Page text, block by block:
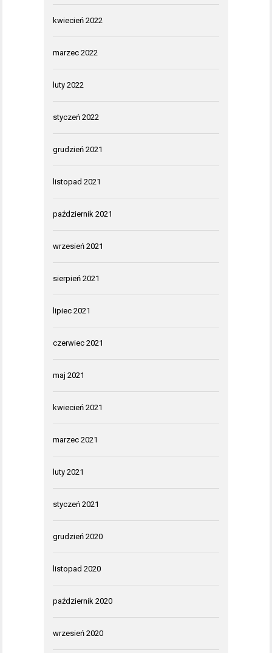
kwiecień 2022
marzec 2022
luty 2022
styczeń 2022
grudzień 2021
listopad 2021
październik 2021
wrzesień 2021
sierpień 2021
lipiec 2021
czerwiec 2021
maj 2021
kwiecień 2021
marzec 2021
luty 2021
styczeń 2021
grudzień 2020
listopad 2020
październik 2020
wrzesień 2020